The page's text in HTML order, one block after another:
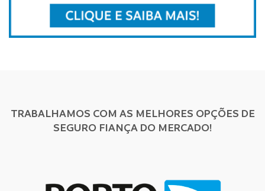
TRABALHAMOS COM AS MELHORES OPÇÕES DE
SEGURO FIANÇA DO MERCADO!